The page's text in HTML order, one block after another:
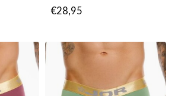
€28,95